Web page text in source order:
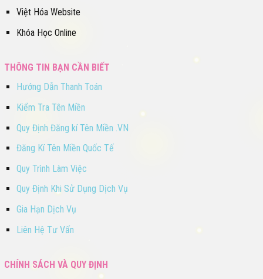
Việt Hóa Website
Khóa Học Online
THÔNG TIN BẠN CẦN BIẾT
Hướng Dẫn Thanh Toán
Kiểm Tra Tên Miền
Quy Định Đăng kí Tên Miền .VN
Đăng Kí Tên Miền Quốc Tế
Quy Trình Làm Việc
Quy Định Khi Sử Dụng Dịch Vụ
Gia Hạn Dịch Vụ
Liên Hệ Tư Vấn
CHÍNH SÁCH VÀ QUY ĐỊNH